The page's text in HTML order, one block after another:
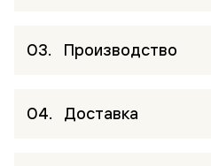
Производство
Доставка